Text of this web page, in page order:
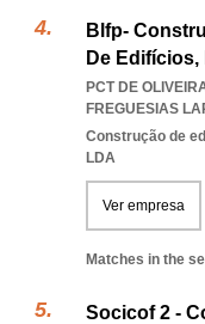
Blfp-
De Edifícios,
PCT DE
FREGUESIAS
Construção de
LDA
Ver empresa
Matches in the
Socicof 2 -